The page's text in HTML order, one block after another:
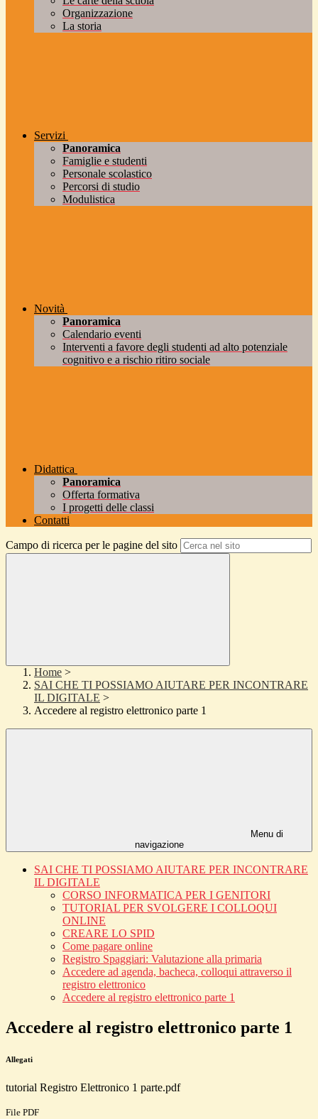
Organizzazione
La storia
Servizi
Panoramica
Famiglie e studenti
Personale scolastico
Percorsi di studio
Modulistica
Novità
Panoramica
Calendario eventi
Interventi a favore degli studenti ad alto potenziale
cognitivo e a rischio ritiro sociale
Didattica
Panoramica
Offerta formativa
I progetti delle classi
Contatti
Campo di ricerca per le pagine del sito
Home >
SAI CHE TI POSSIAMO AIUTARE PER INCONTRARE
IL DIGITALE >
Accedere al registro elettronico parte 1
Menu di
navigazione
SAI CHE TI POSSIAMO AIUTARE PER INCONTRARE
IL DIGITALE
CORSO INFORMATICA PER I GENITORI
TUTORIAL PER SVOLGERE I COLLOQUI
ONLINE
CREARE LO SPID
Come pagare online
Registro Spaggiari: Valutazione alla primaria
Accedere ad agenda, bacheca, colloqui attraverso il
registro elettronico
Accedere al registro elettronico parte 1
Accedere al registro elettronico parte 1
Allegati
tutorial Registro Elettronico 1 parte.pdf
File PDF